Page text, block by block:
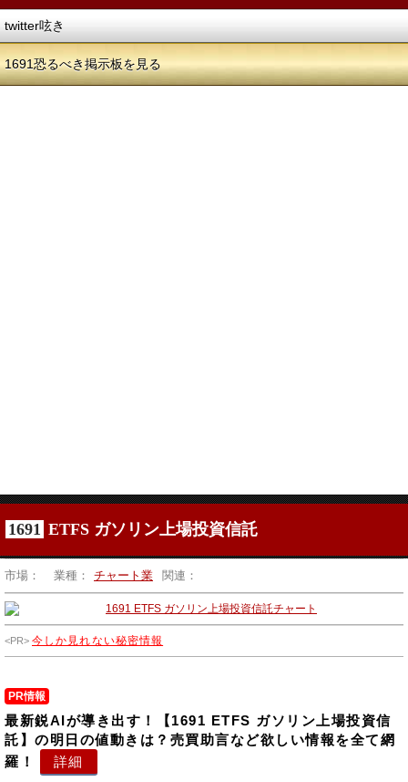
twitter呟き
1691恐るべき掲示板を見る
1691 ETFS ガソリン上場投資信託
市場： 業種： チャート業 関連：
今しか見れない秘密情報
PR情報
最新鋭AIが導き出す！【1691 ETFS ガソリン上場投資信
託】の明日の値動きは？売買助言など欲しい情報を全て網
羅！
詳細